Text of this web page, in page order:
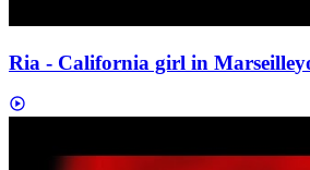
Ria - California girl in Marseille